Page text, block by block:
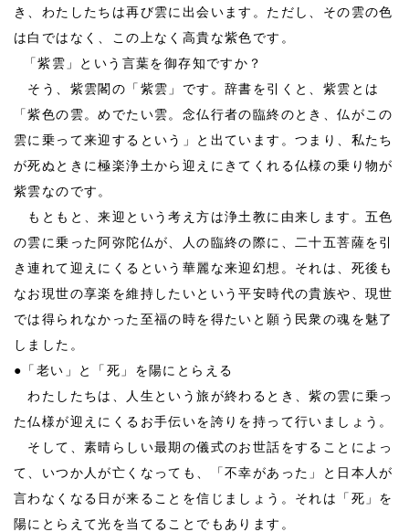
き、わたしたちは再び雲に出会います。ただし、その雲の色
は白ではなく、この上なく高貴な紫色です。
「紫雲」という言葉を御存知ですか？
そう、紫雲閣の「紫雲」です。辞書を引くと、紫雲とは
「紫色の雲。めでたい雲。念仏行者の臨終のとき、仏がこの
雲に乗って来迎するという」と出ています。つまり、私たち
が死ぬときに極楽浄土から迎えにきてくれる仏様の乗り物が
紫雲なのです。
もともと、来迎という考え方は浄土教に由来します。五色
の雲に乗った阿弥陀仏が、人の臨終の際に、二十五菩薩を引
き連れて迎えにくるという華麗な来迎幻想。それは、死後も
なお現世の享楽を維持したいという平安時代の貴族や、現世
では得られなかった至福の時を得たいと願う民衆の魂を魅了
しました。
● 「老い」と「死」を陽にとらえる
わたしたちは、人生という旅が終わるとき、紫の雲に乗っ
た仏様が迎えにくるお手伝いを誇りを持って行いましょう。
そして、素晴らしい最期の儀式のお世話をすることによっ
て、いつか人が亡くなっても、「不幸があった」と日本人が
言わなくなる日が来ることを信じましょう。それは「死」を
陽にとらえて光を当てることでもあります。